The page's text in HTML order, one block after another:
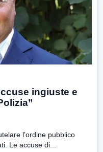
ingiuste e
l’ordine pubblico
Le accuse di...